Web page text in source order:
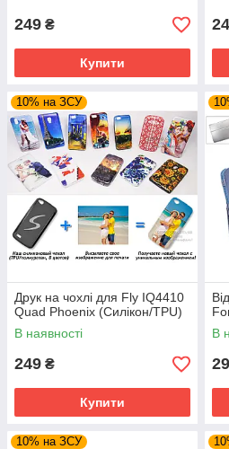
249 ₴
Купити
10% на ЗСУ
Друк на чохлі для Fly IQ4410
Quad Phoenix (Силікон/TPU)
В наявності
249 ₴
Купити
В
10% на ЗСУ